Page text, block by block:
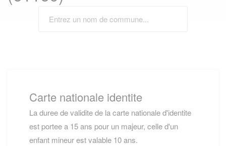
Carte nationale identite
La duree de validite de la carte nationale d'identite
est portee a 15 ans pour un majeur, celle d'un
enfant mineur est valable 10 ans.